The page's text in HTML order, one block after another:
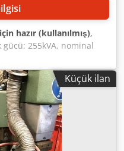
hazır (kullanılmış),
255kVA, nominal
DRF 5.2 ile. Dsdpfx
Küçük ilan